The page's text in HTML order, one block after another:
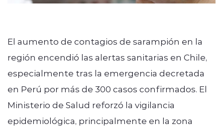
El aumento de contagios de sarampión en la
región encendió las alertas sanitarias en Chile,
especialmente tras la emergencia decretada
en Perú por más de 300 casos confirmados. El
Ministerio de Salud reforzó la vigilancia
epidemiológica, principalmente en la zona